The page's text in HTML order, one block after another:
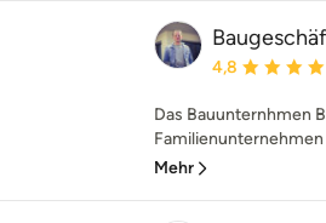
4,8
Das Bauunternhmen
Familienunternehmen
Mehr